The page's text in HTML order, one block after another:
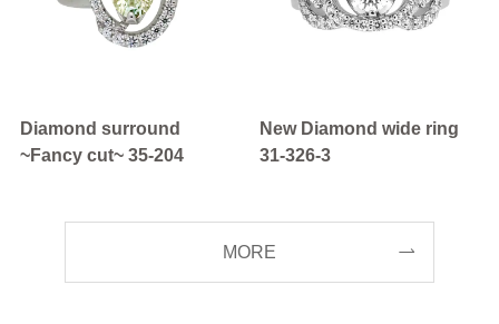
Diamond surround
~Fancy cut~ 35-204
New Diamond wide ring
31-326-3
MORE